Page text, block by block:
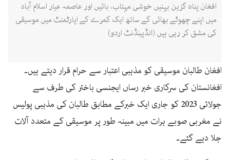
افغان پناہ گزین بہنیں خوشی مہتاب، بائیں اور عاصمہ عیار اسلام آباد
میں اپنے چھوٹے بھائی کے ساتھ ایک کمرے کے اپارٹمنٹ میں موسیقی
کی مشق کر رہی ہیں (انڈپینڈنٹ اردو)
افغان طالبان موسیقی کو مذہبی اعتبار سے حرام قرار دیتے ہیں۔
افغانستان کی سرکاری خبر رساں ایجنسی باختر کی طرف سے
جولائی 2023 کو جاری ایک خبرکے مطابق طالبان کی مذہبی پولیس
نے مغربی صوبے ہرات میں مبینہ طور پر موسیقی کے متعدد آلات
جلا دیے گئے۔